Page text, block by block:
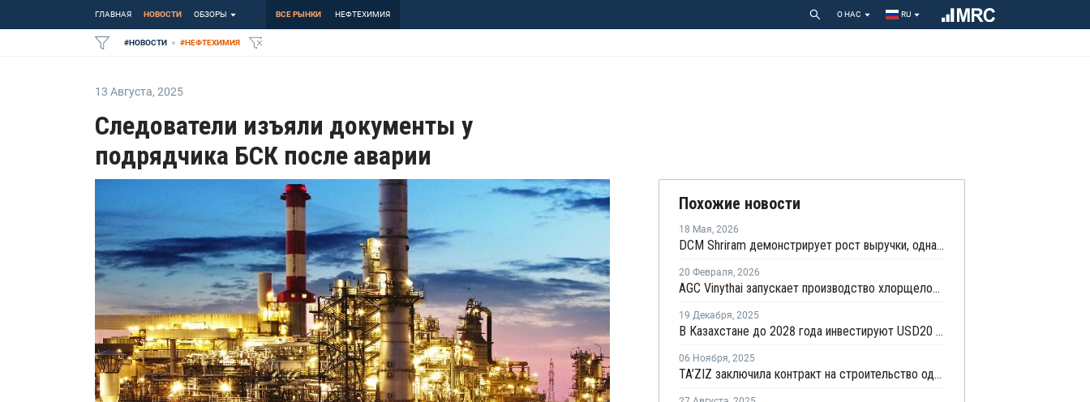
ГЛАВНАЯ НОВОСТИ ОБЗОРЫ ВСЕ РЫНКИ НЕФТЕХИМИЯ О НАС RU
#НОВОСТИ #НЕФТЕХИМИЯ
13 Августа, 2025
Следователи изъяли документы у
подрядчика БСК после аварии
Похожие новости
18 Мая, 2026
DCM Shriram демонстрирует рост выручки, однако расходы на расширение мощностей снижают рентабельность
20 Февраля, 2026
AGC Vinythai запускает производство хлорщелочи в Таиланде с использованием технологии Thyssenkrupp Nucera
19 Декабря, 2025
В Казахстане до 2028 года инвестируют USD20 млрд в промышленные проекты
06 Ноября, 2025
TA’ZIZ заключила контракт на строительство одного из крупнейших в мире комплексов по производству ПВХ